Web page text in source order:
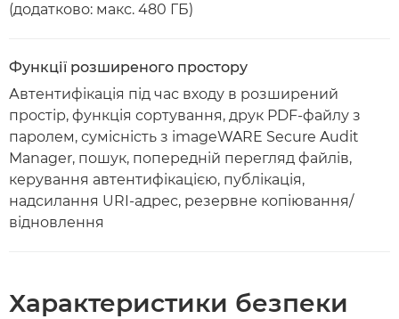
(додатково: макс. 480 ГБ)
Функції розширеного простору
Автентифікація під час входу в розширений
простір, функція сортування, друк PDF-файлу з
паролем, сумісність з imageWARE Secure Audit
Manager, пошук, попередній перегляд файлів,
керування автентифікацією, публікація,
надсилання URI-адрес, резервне копіювання/
відновлення
Характеристики безпеки